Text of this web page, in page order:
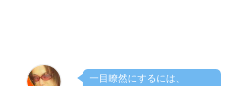
一目瞭然にするには、